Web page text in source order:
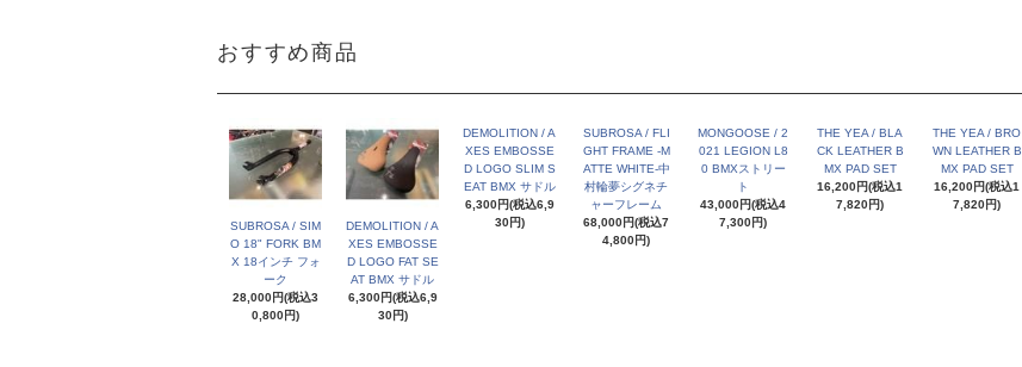
おすすめ商品
SUBROSA / SIM
O 18" FORK BM
X 18インチ フォ
ーク
28,000円(税込3
0,800円)
DEMOLITION / A
XES EMBOSSE
D LOGO FAT SE
AT BMX サドル
6,300円(税込6,9
30円)
DEMOLITION / A
XES EMBOSSE
D LOGO SLIM S
EAT BMX サドル
6,300円(税込6,9
30円)
SUBROSA / FLI
GHT FRAME -M
ATTE WHITE-中
村輪夢シグネチ
ャーフレーム
68,000円(税込7
4,800円)
MONGOOSE / 2
021 LEGION L8
0 BMXストリー
ト
43,000円(税込4
7,300円)
THE YEA / BLA
CK LEATHER B
MX PAD SET
16,200円(税込1
7,820円)
THE YEA / BRO
WN LEATHER B
MX PAD SET
16,200円(税込1
7,820円)